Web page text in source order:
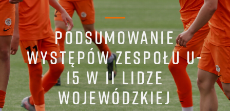
PODSUMOWANIE
WYSTĘPÓW ZESPOŁU U-
15 W II LIDZE
WOJEWÓDZKIEJ